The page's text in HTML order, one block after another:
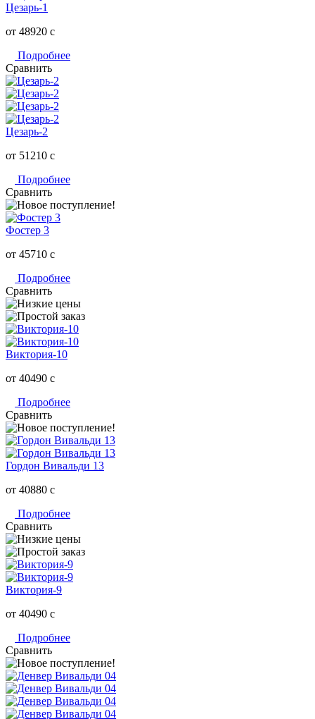
Цезарь-1
от 48920 c
Подробнее
Сравнить
Цезарь-2
от 51210 c
Подробнее
Сравнить
Фостер 3
от 45710 c
Подробнее
Сравнить
Виктория-10
от 40490 c
Подробнее
Сравнить
Гордон Вивальди 13
от 40880 c
Подробнее
Сравнить
Виктория-9
от 40490 c
Подробнее
Сравнить